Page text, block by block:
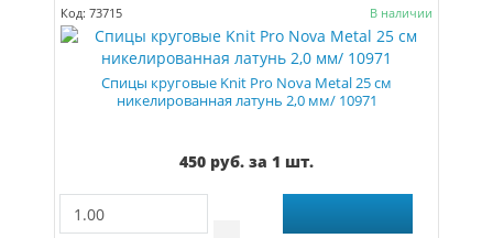
Код: 73715 В наличии
Спицы круговые Knit Pro Nova Metal 25 см
никелированная латунь 2,0 мм/ 10971
450 руб. за 1 шт.